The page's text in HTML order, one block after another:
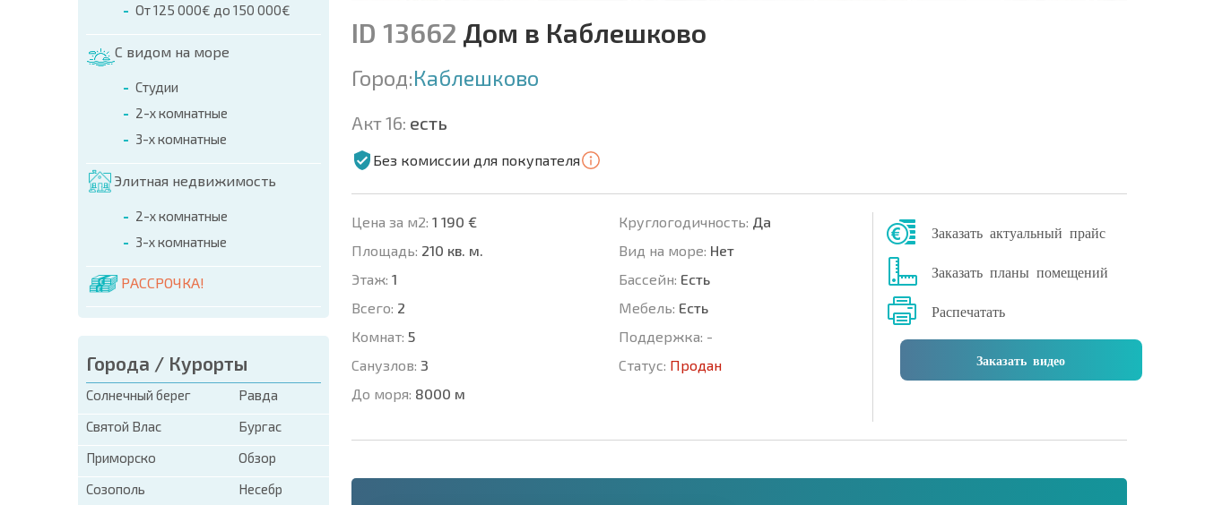
От 125 000€ до 150 000€
С видом на море
Студии
2-х комнатные
3-х комнатные
Элитная недвижимость
2-х комнатные
3-х комнатные
РАССРОЧКА!
Города / Курорты
Солнечный берег
Равда
Святой Влас
Бургас
Приморско
Обзор
Созополь
Несебр
ID 13662 Дом в Каблешково
Город:Каблешково
Акт 16: есть
Без комиссии для покупателя
Цена за м2: 1 190 €
Площадь: 210 кв. м.
Этаж: 1
Всего: 2
Комнат: 5
Санузлов: 3
До моря: 8000 м
Круглогодичность: Да
Вид на море: Нет
Басcейн: Есть
Мебель: Есть
Поддержка: -
Статус: Продан
Заказать актуальный прайс
Заказать планы помещений
Распечатать
Заказать видео